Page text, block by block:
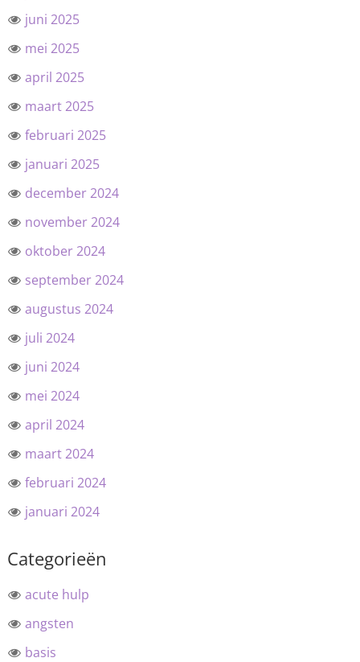
juni 2025
mei 2025
april 2025
maart 2025
februari 2025
januari 2025
december 2024
november 2024
oktober 2024
september 2024
augustus 2024
juli 2024
juni 2024
mei 2024
april 2024
maart 2024
februari 2024
januari 2024
Categorieën
acute hulp
angsten
basis